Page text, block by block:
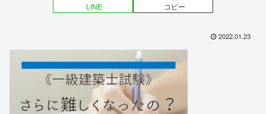
LINE コピー
2022.01.23